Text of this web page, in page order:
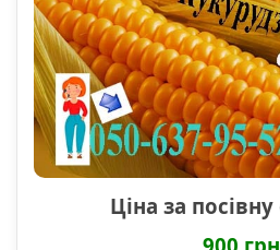
Ціна за